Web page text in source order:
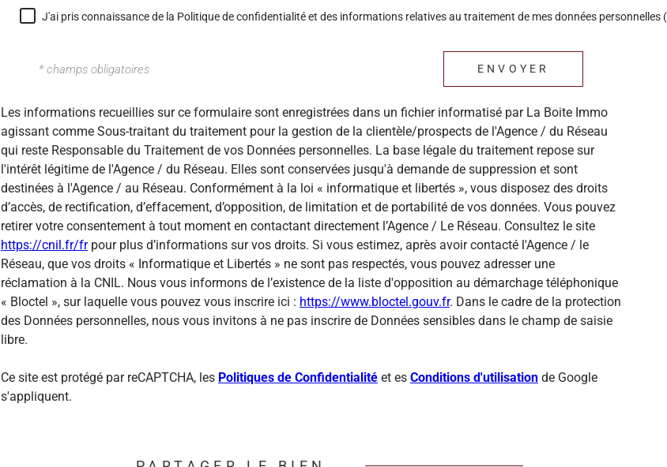
J'ai pris connaissance de la Politique de confidentialité et des informations relatives au traitement de mes données personnelles
* champs obligatoires ENVOYER
Les informations recueillies sur ce formulaire sont enregistrées dans un fichier informatisé par La Boite Immo
agissant comme Sous-traitant du traitement pour la gestion de la clientèle/prospects de l'Agence / du Réseau
qui reste Responsable du Traitement de vos Données personnelles. La base légale du traitement repose sur
l'intérêt légitime de l'Agence / du Réseau. Elles sont conservées jusqu'à demande de suppression et sont
destinées à l'Agence / au Réseau. Conformément à la loi « informatique et libertés », vous disposez des droits
d’accès, de rectification, d’effacement, d’opposition, de limitation et de portabilité de vos données. Vous pouvez
retirer votre consentement à tout moment en contactant directement l’Agence / Le Réseau. Consultez le site
https://cnil.fr/frpour plus d’informations sur vos droits. Si vous estimez, après avoir contacté l'Agence / le
Réseau, que vos droits « Informatique et Libertés » ne sont pas respectés, vous pouvez adresser une
réclamation à la CNIL. Nous vous informons de l’existence de la liste d'opposition au démarchage téléphonique
« Bloctel », sur laquelle vous pouvez vous inscrire ici : https://www.bloctel.gouv.fr. Dans le cadre de la protection
des Données personnelles, nous vous invitons à ne pas inscrire de Données sensibles dans le champ de saisie
libre.
Ce site est protégé par reCAPTCHA, les Politiques de Confidentialité et es Conditions d'utilisation de Google
s'appliquent.